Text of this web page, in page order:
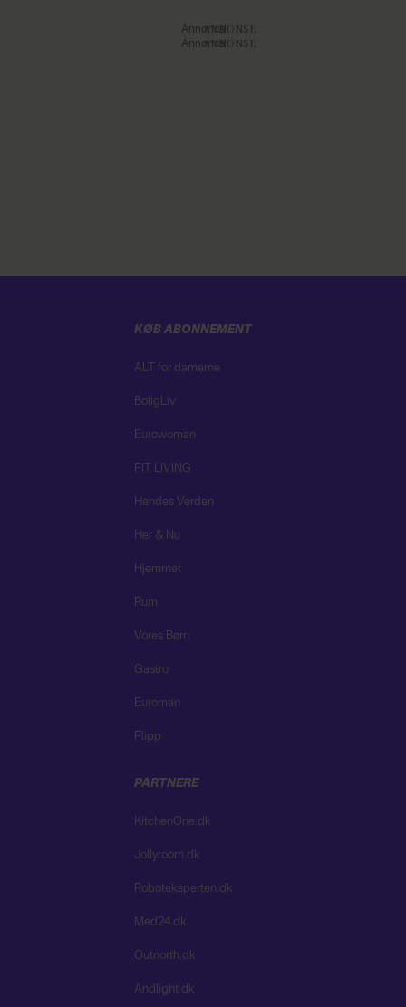
Annonce
Annonce
KØB ABONNEMENT
ALT for damerne
BoligLiv
Eurowoman
FIT LIVING
Hendes Verden
Her & Nu
Hjemmet
Rum
Vores Børn
Gastro
Euroman
Flipp
PARTNERE
KitchenOne.dk
Jollyroom.dk
Roboteksperten.dk
Med24.dk
Outnorth.dk
Andlight.dk